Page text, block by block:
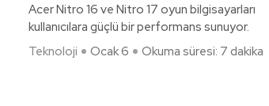
Acer Nitro 16 ve Nitro 17 oyun bilgisayarları
kullanıcılara güçlü bir performans sunuyor.
Teknoloji
Ocak 6 Okuma süresi: 7 dakika